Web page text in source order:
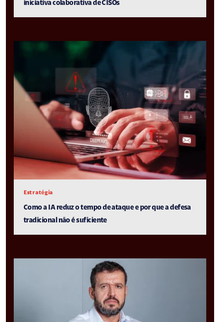
iniciativa colaborativa de CISOs
Estratégia
Como a IA reduz o tempo de ataque e por que a defesa
tradicional não é suficiente